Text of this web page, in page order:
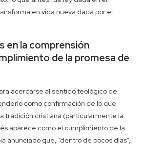
en vida nueva dada por el
en la comprensión
de la promesa de
acercarse al sentido teológico de
como confirmación de lo que
tradición cristiana (particularmente la
aparece como el cumplimiento de la
anunciado que, “dentro de pocos días”,